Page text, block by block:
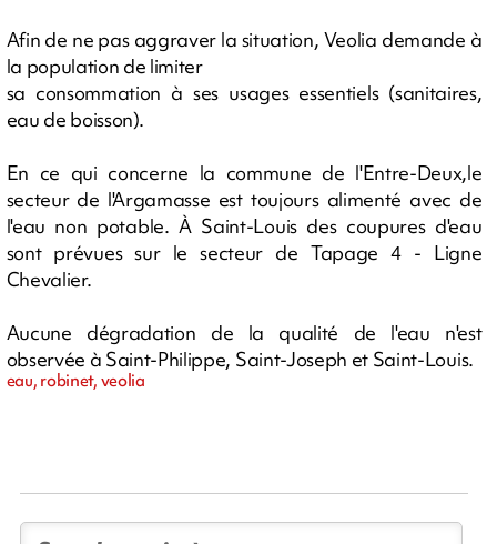
Afin de ne pas aggraver la situation, Veolia demande à
la population de limiter
sa consommation à ses usages essentiels (sanitaires,
eau de boisson).
En ce qui concerne la commune de l'Entre-Deux,le
secteur de l'Argamasse est toujours alimenté avec de
l'eau non potable. À Saint-Louis des coupures d'eau
sont prévues sur le secteur de Tapage 4 - Ligne
Chevalier.
Aucune dégradation de la qualité de l'eau n'est
observée à Saint-Philippe, Saint-Joseph et Saint-Louis.
eau, robinet, veolia